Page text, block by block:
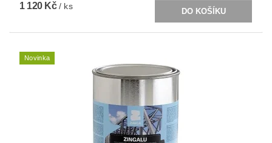
1 120 Kč/ ks
Novinka